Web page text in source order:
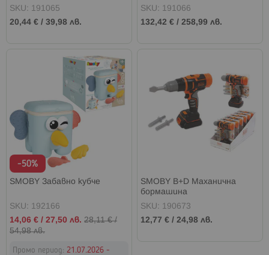
SKU: 191065
20,44 € / 39,98 лв.
SKU: 191066
132,42 € /258,99 лв.
-50%
SMOBY Забавно кубче
SKU: 192166
Промо
цена
14,06 € / 27,50 лв. 28,11 €/
54,98 лв.
Промо период: 21.07.2026 -
SMOBY B+D Маханична
бормашина
SKU: 190673
12,77 € /24,98 лв.